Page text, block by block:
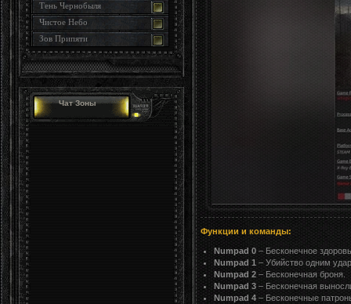
Тень Чернобыля
Чистое Небо
Зов Припяти
Чат Зоны
Функции и команды:
Numpad 0 – Бесконечное
Numpad 1 – Убийство одним
Numpad 2 – Бесконечная броня.
Numpad 3 – Бесконечная
Numpad 4 – Бесконечные